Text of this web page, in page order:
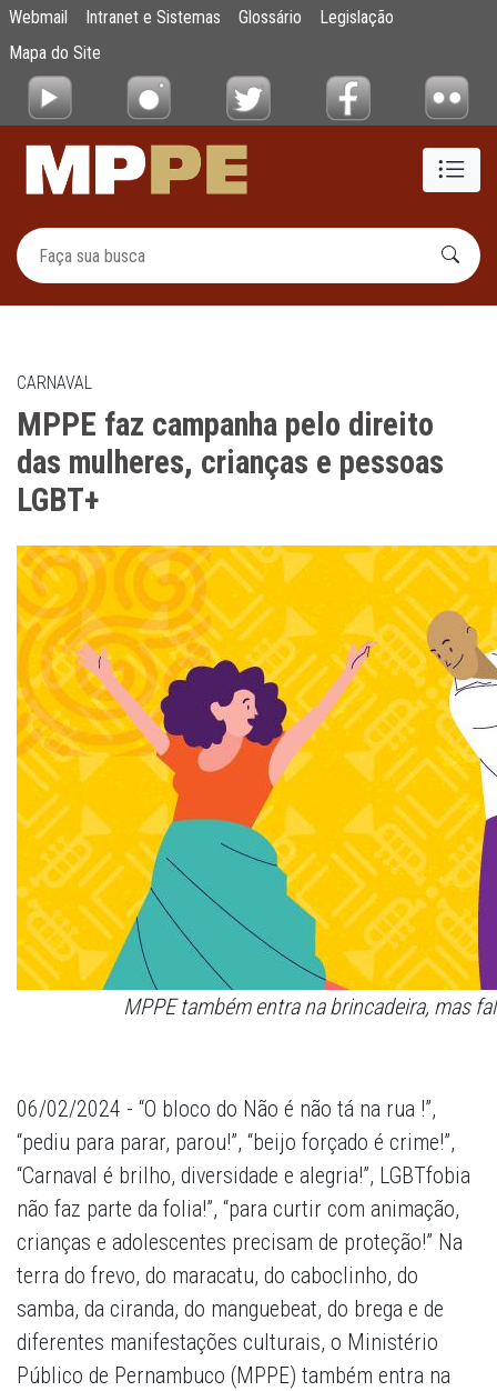
Pular para o Conteúdo principal
MPPE faz campanha pelo direito das
Webmail Intranet e Sistemas Glossário
Legislação
Mapa do Site
CARNAVAL
MPPE faz campanha pelo direito
das mulheres, crianças e pessoas
LGBT+
MPPE também entra na brincadeira, mas
06/02/2024 - “O bloco do Não é não tá na rua !”,
“pediu para parar, parou!”, “beijo forçado é crime!”,
“Carnaval é brilho, diversidade e alegria!”, LGBTfobia
não faz parte da folia!”, “para curtir com animação,
crianças e adolescentes precisam de proteção!” Na
terra do frevo, do maracatu, do caboclinho, do
samba, da ciranda, do manguebeat, do brega e de
diferentes manifestações culturais, o Ministério
Público de Pernambuco (MPPE) também entra na